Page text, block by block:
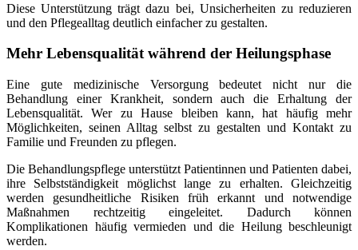
Diese Unterstützung trägt dazu bei, Unsicherheiten zu reduzieren
und den Pflegealltag deutlich einfacher zu gestalten.
Mehr Lebensqualität während der Heilungsphase
Eine gute medizinische Versorgung bedeutet nicht nur die
Behandlung einer Krankheit, sondern auch die Erhaltung der
Lebensqualität. Wer zu Hause bleiben kann, hat häufig mehr
Möglichkeiten, seinen Alltag selbst zu gestalten und Kontakt zu
Familie und Freunden zu pflegen.
Die Behandlungspflege unterstützt Patientinnen und Patienten dabei,
ihre Selbstständigkeit möglichst lange zu erhalten. Gleichzeitig
werden gesundheitliche Risiken früh erkannt und notwendige
Maßnahmen rechtzeitig eingeleitet. Dadurch können
Komplikationen häufig vermieden und die Heilung beschleunigt
werden.